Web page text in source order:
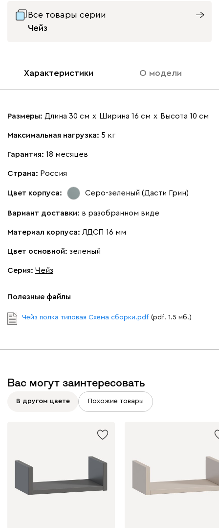
Все товары серии
Чейз
Характеристики О модели
Размеры: Длина 30 см х Ширина 16 см х Высота 10 см
Максимальная нагрузка: 5 кг
Гарантия: 18 месяцев
Страна: Россия
Цвет корпуса: Серо-зеленый (Дасти Грин)
Вариант доставки: в разобранном виде
Материал корпуса: ЛДСП 16 мм
Цвет основной: зеленый
Серия: Чейз
Полезные файлы
Чейз полка типовая Схема сборки.pdf (pdf. 1.5 мб.)
Вас могут заинтересовать
В другом цвете Похожие товары